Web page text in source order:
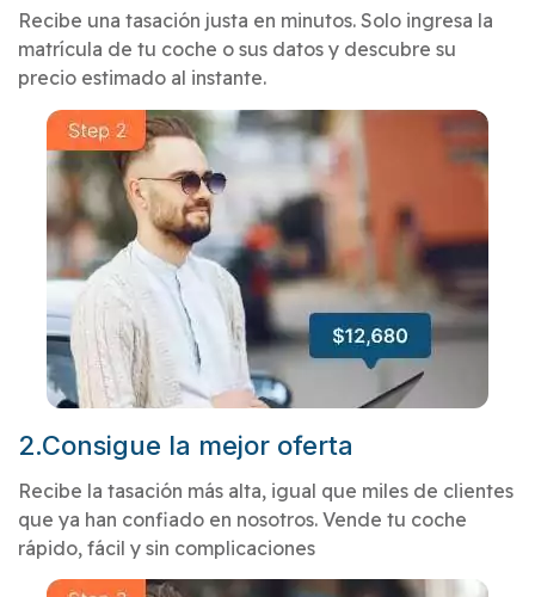
Recibe una tasación justa en minutos. Solo ingresa la
matrícula de tu coche o sus datos y descubre su
precio estimado al instante.
2.Consigue la mejor oferta
Recibe la tasación más alta, igual que miles de clientes
que ya han confiado en nosotros. Vende tu coche
rápido, fácil y sin complicaciones